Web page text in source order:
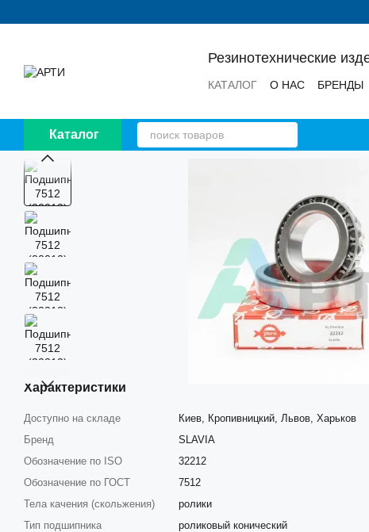
Резинотехнические
КАТАЛОГ О НАС БРЕНДЫ
Каталог
Характеристики
Доступно на складе
Киев, Кропивницкий, Львов, Харьков
Бренд
SLAVIA
Обозначение по ISO
32212
Обозначение по ГОСТ
7512
Тела качения (скольжения)
ролики
Тип подшипника
роликовый конический